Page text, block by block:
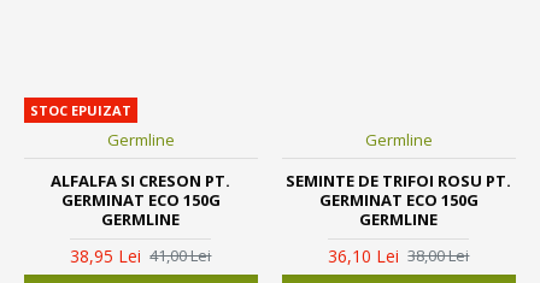
STOC EPUIZAT
Germline
ALFALFA SI CRESON PT.
GERMINAT ECO 150G
GERMLINE
38,95 Lei 41,00 Lei
Germline
SEMINTE DE TRIFOI ROSU PT.
GERMINAT ECO 150G
GERMLINE
36,10 Lei 38,00 Lei